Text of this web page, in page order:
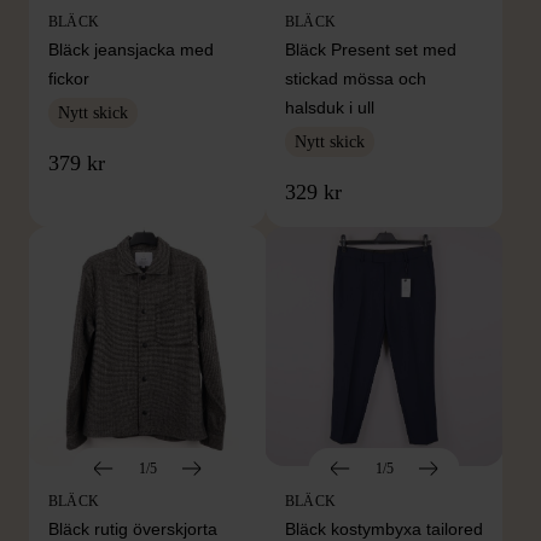
BLÄCK
Bläck jeansjacka med
fickor
Nytt skick
379 kr
BLÄCK
Bläck Present set med
stickad mössa och
halsduk i ull
Nytt skick
329 kr
1/5
BLÄCK
Bläck rutig överskjorta
1/5
BLÄCK
Bläck kostymbyxa tailored